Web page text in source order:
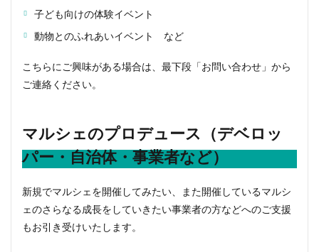
子ども向けの体験イベント
動物とのふれあいイベント など
こちらにご興味がある場合は、最下段「お問い合わせ」から
ご連絡ください。
マルシェのプロデュース（デベロッ
パー・自治体・事業者など）
新規でマルシェを開催してみたい、また開催しているマルシ
ェのさらなる成長をしていきたい事業者の方などへのご支援
もお引き受けいたします。